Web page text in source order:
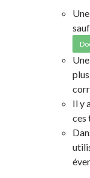
Il y
ces